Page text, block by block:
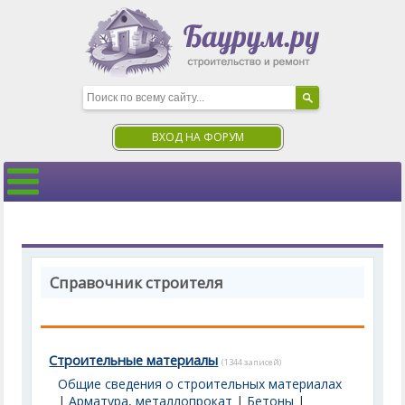
ВХОД НА ФОРУМ
Справочник строителя
Строительные материалы (1344 записей)
Общие сведения о строительных материалах
|Арматура, металлопрокат | Бетоны |